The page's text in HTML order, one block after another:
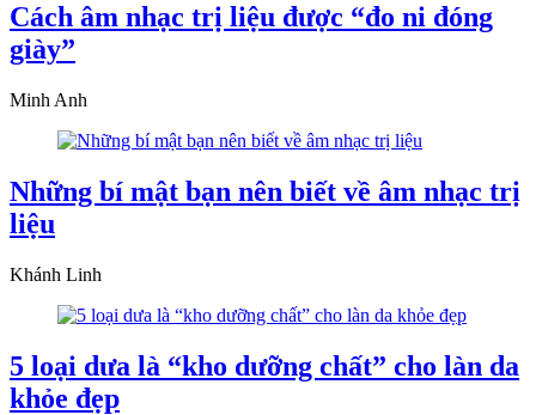
Cách âm nhạc trị liệu được “đo ni đóng
giày”
Minh Anh
Những bí mật bạn nên biết về âm nhạc trị
liệu
Khánh Linh
5 loại dưa là “kho dưỡng chất” cho làn da
khỏe đẹp